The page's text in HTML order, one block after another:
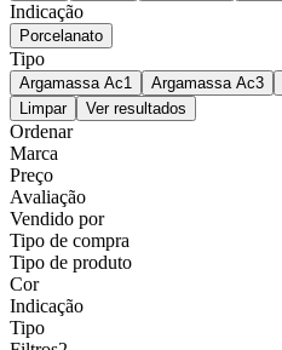
Indicação
Porcelanato
Tipo
Argamassa Ac1 Argamassa Ac3
Limpar
Ver resultados
Ordenar
Marca
Preço
Avaliação
Vendido por
Tipo de compra
Tipo de produto
Cor
Indicação
Tipo